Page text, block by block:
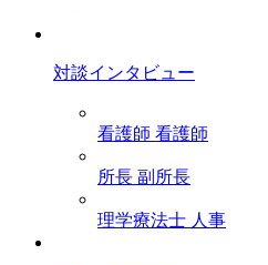
対談インタビュー
看護師 看護師
所長 副所長
理学療法士 人事